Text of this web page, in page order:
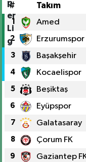
# Takım
1 Amed
2 Erzurumspor
3 Başakşehir
4 Kocaelispor
5 Beşiktaş
6 Eyüpspor
7 Galatasaray
8 Çorum FK
9 Gaziantep